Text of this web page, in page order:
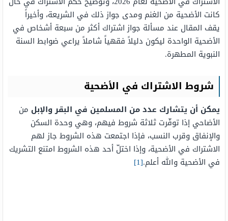
كانت الأضحية من الغنم ومدى جواز ذلك في الشريعة، وأخيراً
يقف المقال عند مسألة جواز اشتراك أكثر من سبعة أشخاص في
الأضحية الواحدة ليكون دليلاً فقهياً شاملاً يراعي ضوابط السنة
النبوية المطهرة.
شروط الاشتراك في الأضحية
يمكن أن يتشارك عدد من المسلمين في البقر والإبل من
الأضاحي إذا توفّرت ثلاثة شروط فيهم، وهي وحدة السكن
والإنفاق وقرب النسب، فإذا اجتمعت هذه الشروط جاز لهم
الاشتراك في الأضحية، وإذا اختلّ أحد هذه الشروط امتنع التشريك
في الأضحية والله أعلم.[1]